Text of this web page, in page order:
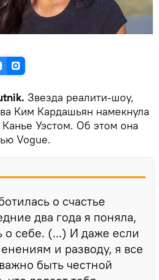
Звезда реалити-шоу,
Ким Кардашьян намекнула
Уэстом. Об этом она
Vogue.
о счастье
два года я поняла,
о себе. (...) И даже если
и разводу, я все
быть честной